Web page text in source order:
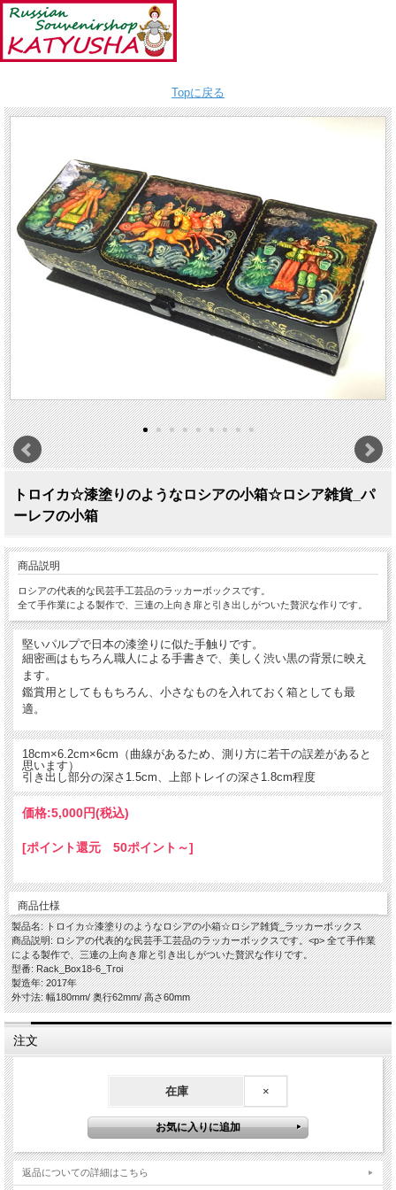
Topに戻る
トロイカ☆漆塗りのようなロシアの小箱☆ロシア雑貨_パ
ーレフの小箱
商品説明
ロシアの代表的な民芸手工芸品のラッカーボックスです。
全て手作業による製作で、三連の上向き扉と引き出しがついた贅沢な作りです。
堅いパルプで日本の漆塗りに似た手触りです。
細密画はもちろん職人による手書きで、美しく渋い黒の背景に映え
ます。
鑑賞用としてももちろん、小さなものを入れておく箱としても最
適。
18cm×6.2cm×6cm（曲線があるため、測り方に若干の誤差があると
思います）
引き出し部分の深さ1.5cm、上部トレイの深さ1.8cm程度
価格:5,000円(税込)
[ポイント還元 50ポイント～]
商品仕様
製品名: トロイカ☆漆塗りのようなロシアの小箱☆ロシア雑貨_ラッカーボックス
商品説明: ロシアの代表的な民芸手工芸品のラッカーボックスです。<p> 全て手作業
による製作で、三連の上向き扉と引き出しがついた贅沢な作りです。
型番: Rack_Box18-6_Troi
製造年: 2017年
外寸法: 幅180mm/ 奥行62mm/ 高さ60mm
注文
在庫 ×
返品についての詳細はこちら